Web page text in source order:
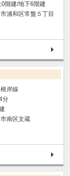
階建/地下6階建
浦和区常盤５丁目
岸線
分
南区文蔵